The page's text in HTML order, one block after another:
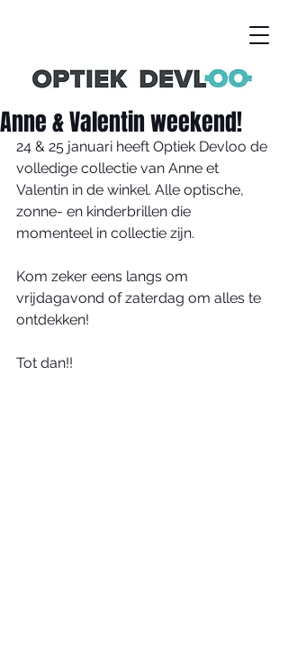
Anne & Valentin weekend!
24 & 25 januari heeft Optiek Devloo de
volledige collectie van Anne et
Valentin in de winkel. Alle optische,
zonne- en kinderbrillen die
momenteel in collectie zijn.
Kom zeker eens langs om
vrijdagavond of zaterdag om alles te
ontdekken!
Tot dan!!